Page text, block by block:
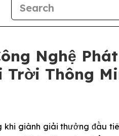
Nghệ
Trời Thông
khi giành giải thưởng đầu